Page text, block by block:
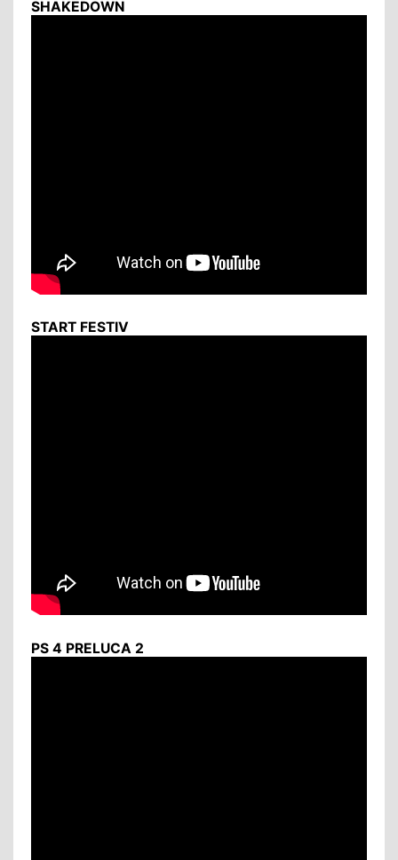
SHAKEDOWN
START FESTIV
PS 4 PRELUCA 2